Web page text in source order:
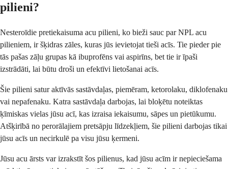
pilieni?
Nesteroīdie pretiekaisuma acu pilieni, ko bieži sauc par NPL acu
pilieniem, ir šķidras zāles, kuras jūs ievietojat tieši acīs. Tie pieder pie
tās pašas zāļu grupas kā ibuprofēns vai aspirīns, bet tie ir īpaši
izstrādāti, lai būtu droši un efektīvi lietošanai acīs.
Šie pilieni satur aktīvās sastāvdaļas, piemēram, ketorolaku, diklofenaku
vai nepafenaku. Katra sastāvdaļa darbojas, lai bloķētu noteiktas
ķīmiskas vielas jūsu acī, kas izraisa iekaisumu, sāpes un pietūkumu.
Atšķirībā no perorālajiem pretsāpju līdzekļiem, šie pilieni darbojas tikai
jūsu acīs un necirkulē pa visu jūsu ķermeni.
Jūsu acu ārsts var izrakstīt šos pilienus, kad jūsu acīm ir nepieciešama